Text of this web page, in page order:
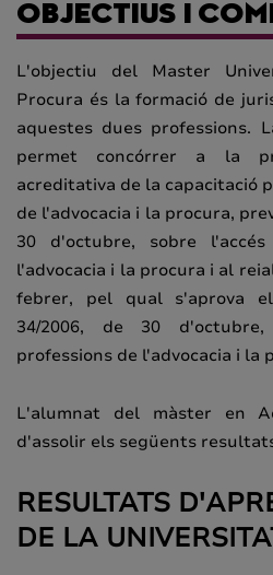
OBJECTIUS I
L'objectiu del Master
Procura és la formació de
aquestes dues professions.
permet concórrer a la
acreditativa de la capacitació
de l'advocacia i la procura,
30 d'octubre, sobre
l'advocacia i la procura i al
febrer, pel qual s'aprova
34/2006, de 30
professions de l'advocacia i la
L'alumnat del màster en
d'assolir els següents
RESULTATS
DE LA